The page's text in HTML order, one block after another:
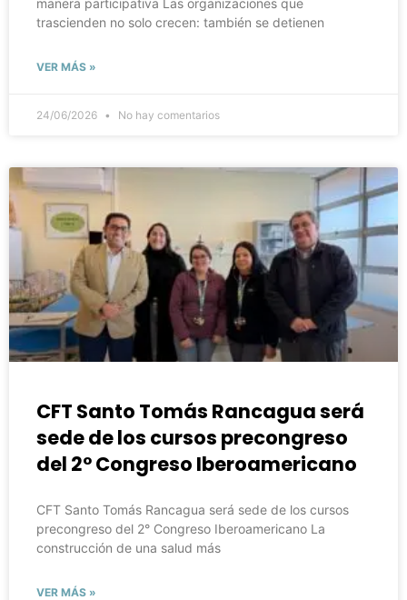
manera participativa Las organizaciones que
trascienden no solo crecen: también se detienen
VER MÁS »
24/06/2026 No hay comentarios
CFT Santo Tomás Rancagua será
sede de los cursos precongreso
del 2° Congreso Iberoamericano
CFT Santo Tomás Rancagua será sede de los cursos
precongreso del 2° Congreso Iberoamericano La
construcción de una salud más
VER MÁS »